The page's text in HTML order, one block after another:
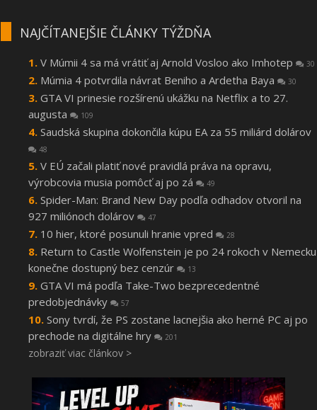
NAJČÍTANEJŠIE ČLÁNKY TÝŽDŇA
V Múmii 4 sa má vrátiť aj Arnold Vosloo ako Imhotep 30
Múmia 4 potvrdila návrat Beniho a Ardetha Baya 30
GTA VI prinesie rozšírenú ukážku na Netflix a to 27.
augusta
109
Saudská skupina dokončila kúpu EA za 55 miliárd dolárov
48
V EÚ začali platiť nové pravidlá práva na opravu,
výrobcovia musia pomôcť aj po zá
49
Spider-Man: Brand New Day podľa odhadov otvoril na
927 miliónoch dolárov
47
10 hier, ktoré posunuli hranie vpred 28
Return to Castle Wolfenstein je po 24 rokoch v Nemecku
konečne dostupný bez cenzúr
13
GTA VI má podľa Take-Two bezprecedentné
predobjednávky
57
Sony tvrdí, že PS zostane lacnejšia ako herné PC aj po
prechode na digitálne hry
201
zobraziť viac článkov >